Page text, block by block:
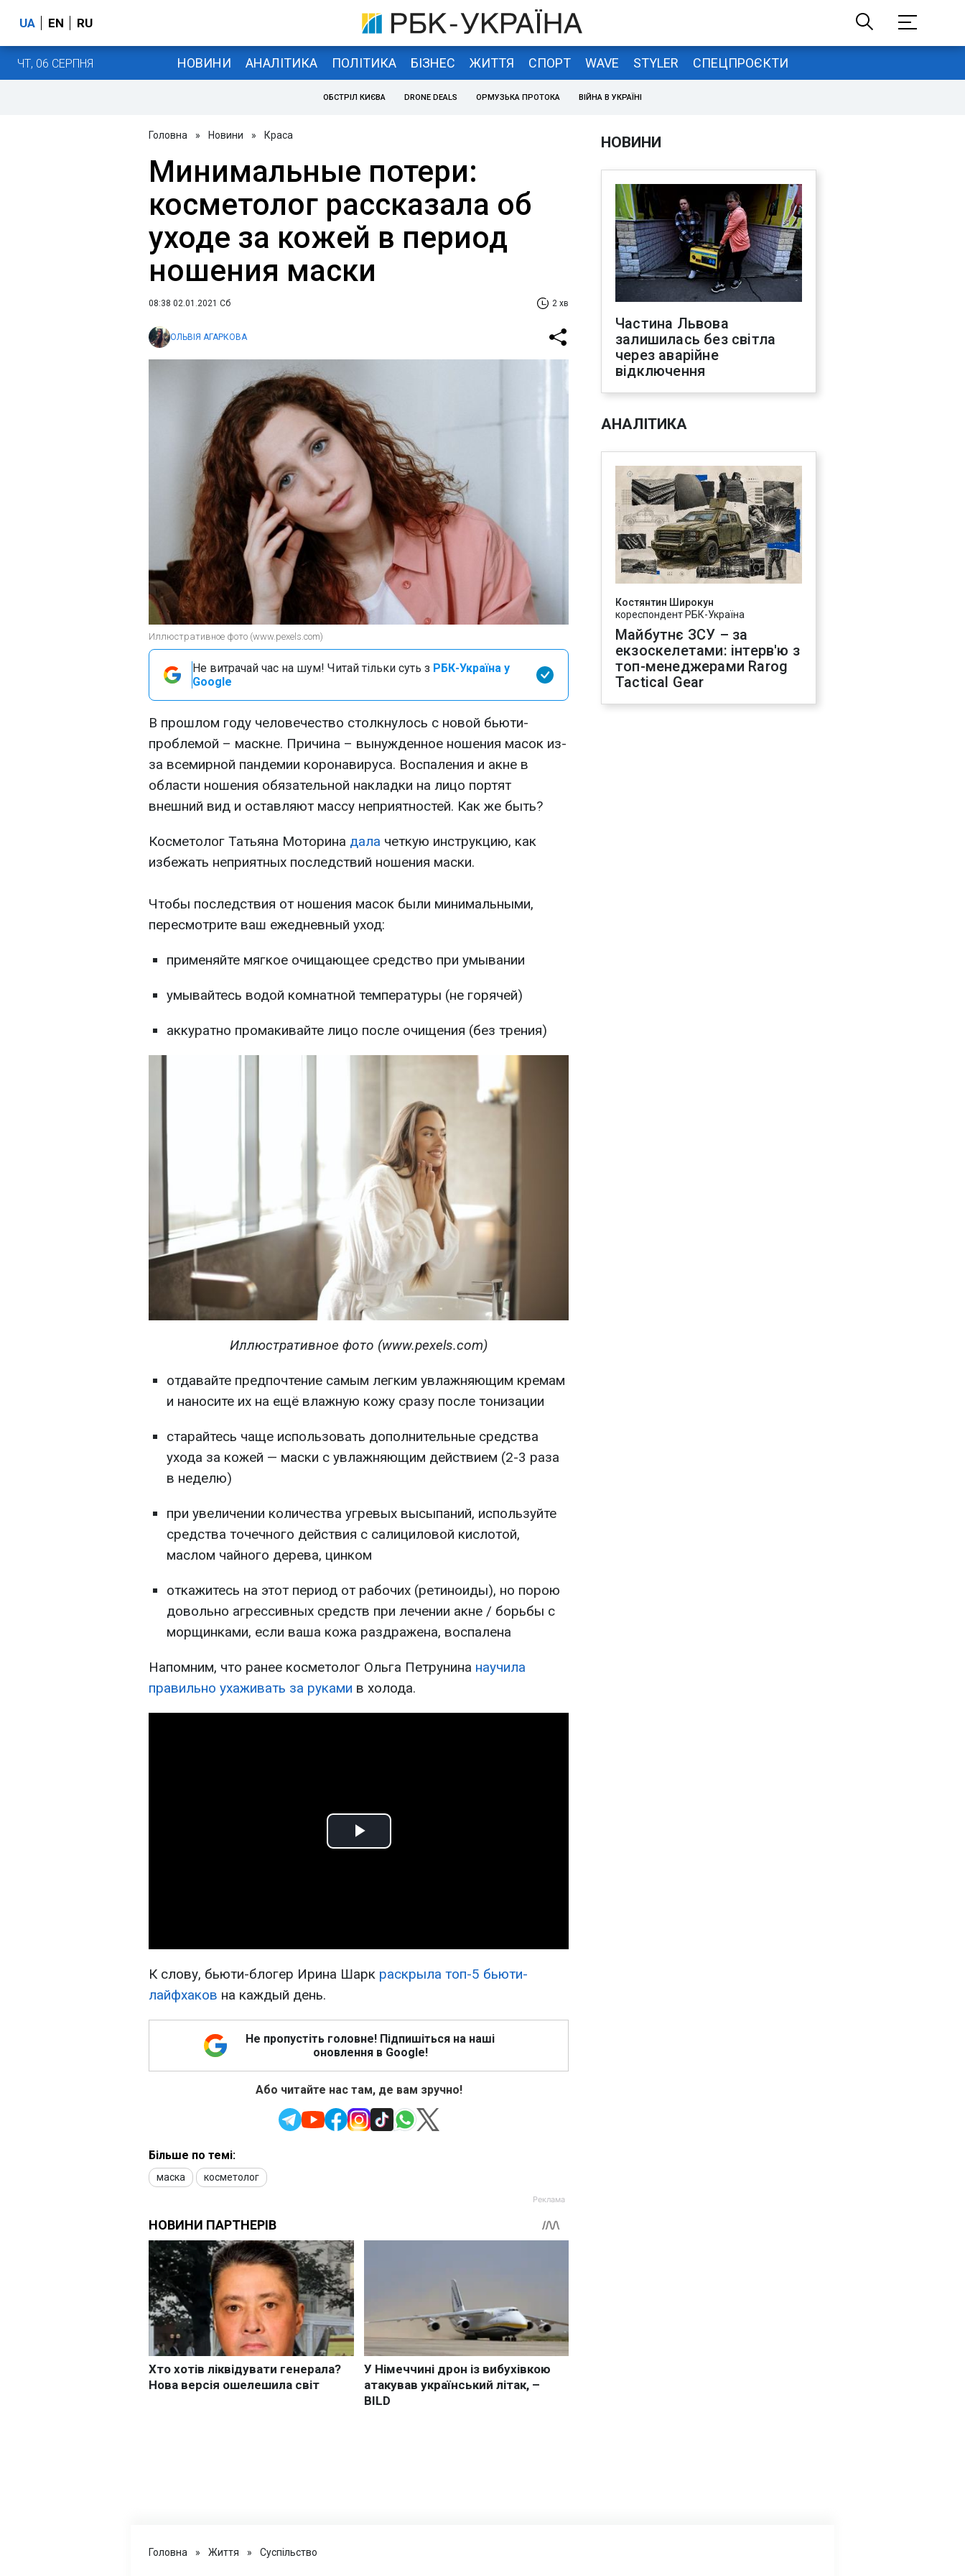
UA EN RU
ЧТ, 06 СЕРПНЯ НОВИНИ АНАЛІТИКА ПОЛІТИКА БІЗНЕС ЖИТТЯ СПОРТ WAVE STYLER СПЕЦПРОЄКТИ
ОБСТРІЛ КИЄВА DRONE DEALS ОРМУЗЬКА ПРОТОКА ВІЙНА В УКРАЇНІ
Головна » Новини » Краса
Минимальные потери:
косметолог рассказала об
уходе за кожей в период
ношения маски
08:38 02.01.2021 Сб 2 хв
ОЛЬВІЯ АГАРКОВА
Иллюстративное фото (www.pexels.com)
Не витрачай час на шум! Читай тільки суть з РБК-Україна у
Google
В прошлом году человечество столкнулось с новой бьюти-
проблемой – маскне. Причина – вынужденное ношения масок из-
за всемирной пандемии коронавируса. Воспаления и акне в
области ношения обязательной накладки на лицо портят
внешний вид и оставляют массу неприятностей. Как же быть?
Косметолог Татьяна Моторина дала четкую инструкцию, как
избежать неприятных последствий ношения маски.
Чтобы последствия от ношения масок были минимальными,
пересмотрите ваш ежедневный уход:
применяйте мягкое очищающее средство при умывании
умывайтесь водой комнатной температуры (не горячей)
аккуратно промакивайте лицо после очищения (без трения)
Иллюстративное фото (www.pexels.com)
отдавайте предпочтение самым легким увлажняющим кремам
и наносите их на ещё влажную кожу сразу после тонизации
старайтесь чаще использовать дополнительные средства
ухода за кожей — маски с увлажняющим действием (2-3 раза
в неделю)
при увеличении количества угревых высыпаний, используйте
средства точечного действия с салициловой кислотой,
маслом чайного дерева, цинком
откажитесь на этот период от рабочих (ретиноиды), но порою
довольно агрессивных средств при лечении акне / борьбы с
морщинками, если ваша кожа раздражена, воспалена
Напомним, что ранее косметолог Ольга Петрунина научила
правильно ухаживать за руками в холода.
Play
К слову, бьюти-блогер Ирина Шарк раскрыла топ-5 бьюти-
лайфхаков на каждый день.
Не пропустіть головне! Підпишіться на наші
оновлення в Google!
Або читайте нас там, де вам зручно!
Більше по темі:
маска косметолог
НОВИНИ
Частина Львова
залишилась без світла
через аварійне
відключення
АНАЛІТИКА
Костянтин Широкун
кореспондент РБК-Україна
Майбутнє ЗСУ – за
екзоскелетами: інтерв'ю з
топ-менеджерами Rarog
Tactical Gear
Головна » Життя » Суспільство